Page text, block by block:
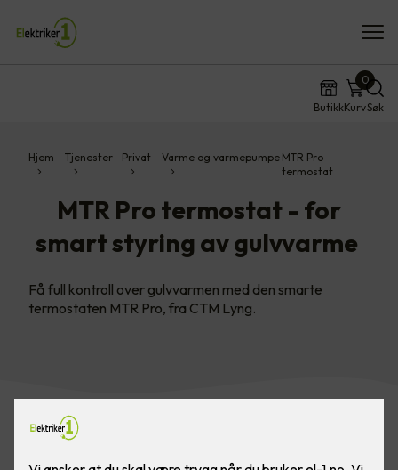
ButikkKurv
0
Søk
Hjem Tjenester Privat Varme og varmepumpe MTR Pro
termostat
MTR Pro termostat - for
smart styring av gulvvarme
Få full kontroll over gulvvarmen med den smarte
termostaten MTR Pro, fra CTM Lyng.